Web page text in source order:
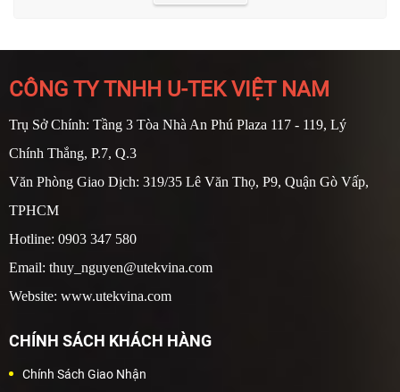
CÔNG TY TNHH U-TEK VIỆT NAM
Trụ Sở Chính: Tầng 3 Tòa Nhà An Phú Plaza 117 - 119, Lý
Chính Thắng, P.7, Q.3
Văn Phòng Giao Dịch: 319/35 Lê Văn Thọ, P9, Quận Gò Vấp,
TPHCM
Hotline: 0903 347 580
Email: thuy_nguyen@utekvina.com
Website: www.utekvina.com
CHÍNH SÁCH KHÁCH HÀNG
Chính Sách Giao Nhận